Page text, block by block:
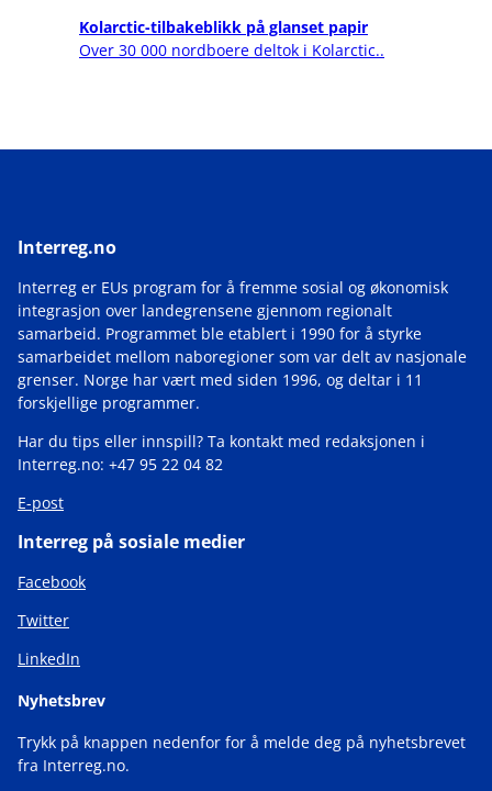
Kolarctic-tilbakeblikk på glanset papir
Over 30 000 nordboere deltok i Kolarctic..
Interreg.no
Interreg er EUs program for å fremme sosial og økonomisk
integrasjon over landegrensene gjennom regionalt
samarbeid. Programmet ble etablert i 1990 for å styrke
samarbeidet mellom naboregioner som var delt av nasjonale
grenser. Norge har vært med siden 1996, og deltar i 11
forskjellige programmer.
Har du tips eller innspill? Ta kontakt med redaksjonen i
Interreg.no: +47 95 22 04 82
E-post
Interreg på sosiale medier
Facebook
Twitter
LinkedIn
Nyhetsbrev
Trykk på knappen nedenfor for å melde deg på nyhetsbrevet
fra Interreg.no.